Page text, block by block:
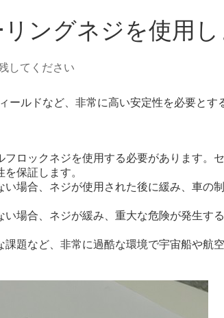
ングネジを使用し
してください
ルドなど、非常に高い安定性を必要とす
ロックネジを使用する必要があります。
保証します。
場合、ネジが使用された後に緩み、車の
場合、ネジが緩み、重大な危険が発生す
題など、非常に過酷な環境で宇宙船や航